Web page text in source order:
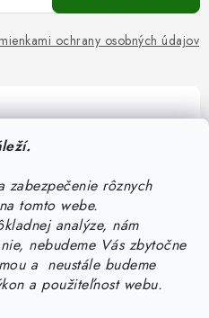
zabezpečenie rôznych
tomto webe.
analýze, nám
nebudeme Vás zbytočne
a neustále budeme
a použiteľnost webu.
ochrany osobných údajov
s výberom
Sme tu pre vás!
@kurin.sk